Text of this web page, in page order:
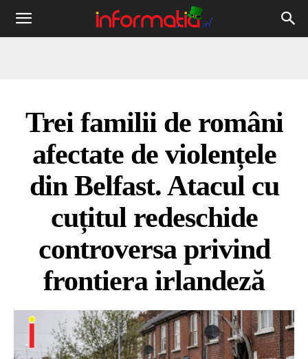
Informația
Trei familii de români
afectate de violențele
din Belfast. Atacul cu
cuțitul redeschide
controversa privind
frontiera irlandeză